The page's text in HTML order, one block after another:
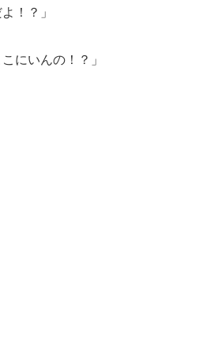
！？」
にいんの！？」